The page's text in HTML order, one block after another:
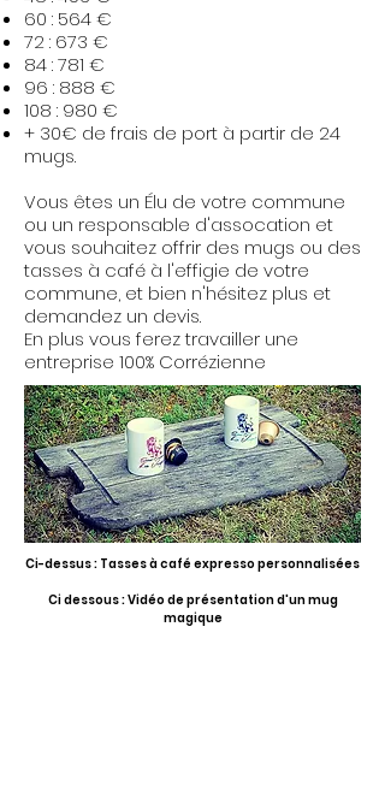
60 : 564 €
72 : 673 €
84 : 781 €
96 : 888 €
108 : 980 €
+ 30€ de frais de port à partir de 24
mugs.
Vous êtes un Élu de votre commune
ou un responsable d'assocation et
vous souhaitez offrir des mugs ou des
tasses à café à l'effigie de votre
commune, et bien n'hésitez plus et
demandez un devis.
En plus vous ferez travailler une
entreprise 100% Corrézienne
Ci-dessus : Tasses à café expresso personnalisées
Ci dessous : Vidéo de présentation d'un mug
magique